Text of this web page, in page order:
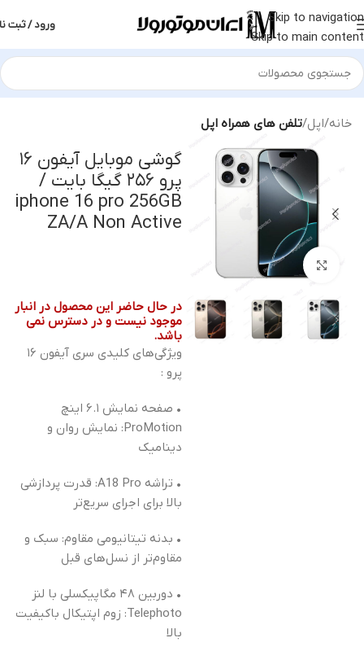
Skip to navigation
Skip to main content
ورود / ثبت
خانه اپل تلفن های همراه اپل
بزرگنمایی تصویر
گوشی موبایل آیفون ۱۶
پرو ۲۵۶ گیگا بایت /
iphone 16 pro 256GB
ZA/A Non Active
در حال حاضر این محصول در انبار
موجود نیست و در دسترس نمی
باشد.
ویژگی‌های کلیدی سری آیفون ۱۶
پرو :
• صفحه نمایش ۶.۱ اینچ
ProMotion: نمایش روان و
دینامیک
• تراشه A18 Pro: قدرت پردازشی
بالا برای اجرای سریع‌تر
• بدنه تیتانیومی مقاوم: سبک و
مقاوم‌تر از نسل‌های قبل
• دوربین ۴۸ مگاپیکسلی با لنز
Telephoto: زوم اپتیکال باکیفیت
بالا